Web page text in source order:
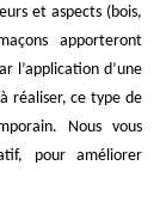
et aspects (bois,
apporteront
l’application d’une
réaliser, ce type de
Nous vous
pour améliorer